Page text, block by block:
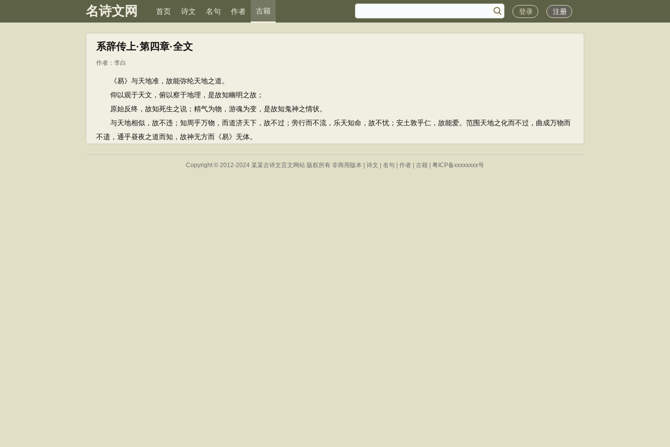
名诗文网 首页 诗文 名句 作者 古籍 登录 注册
系辞传上·第四章·全文
作者： 李白
《易》与天地准，故能弥纶天地之道。
仰以观于天文，俯以察于地理，是故知幽明之故；
原始反终，故知死生之说；精气为物，游魂为变，是故知鬼神之情状。
与天地相似，故不违；知周乎万物，而道济天下，故不过；旁行而不流，乐天知命，故不忧；安土敦乎仁，故能爱。范围天地之化而不过，曲成万物而
不遗，通乎昼夜之道而知，故神无方而《易》无体。
Copyright © 2012-2024 某某古诗文言文网站 版权所有 非商用版本 | 诗文 名句 作者 古籍 粤ICP备xxxxxxxx号